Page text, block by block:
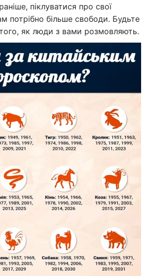
піклуватися про свої
потрібно більше свободи. Будьте
як люди з вами розмовляють.